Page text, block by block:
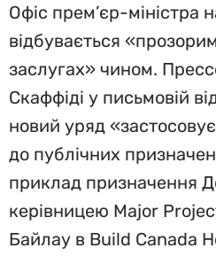
Офіс прем’єр-міністра
відбувається
заслугах» чином.
Скаффіді у письмовій
новий уряд
до публічних
приклад призначення
керівницею Major
Байлау в Build Canada